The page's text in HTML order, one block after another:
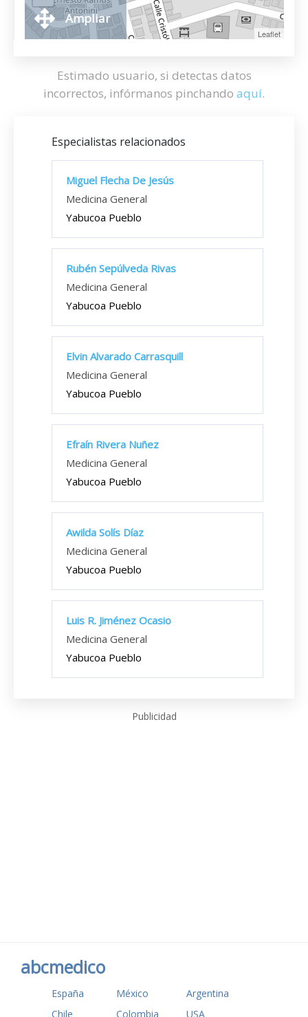
Leaflet
Ampliar
Estimado usuario, si detectas datos
incorrectos, infórmanos pinchando aquí.
Especialistas relacionados
Miguel Flecha De Jesús
Medicina General
Yabucoa Pueblo
Rubén Sepúlveda Rivas
Medicina General
Yabucoa Pueblo
Elvin Alvarado Carrasquill
Medicina General
Yabucoa Pueblo
Efraín Rivera Nuñez
Medicina General
Yabucoa Pueblo
Awilda Solís Díaz
Medicina General
Yabucoa Pueblo
Luis R. Jiménez Ocasio
Medicina General
Yabucoa Pueblo
Publicidad
abcmedico
España México
Argentina
Chile
Colombia USA